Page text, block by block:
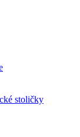
stoličky